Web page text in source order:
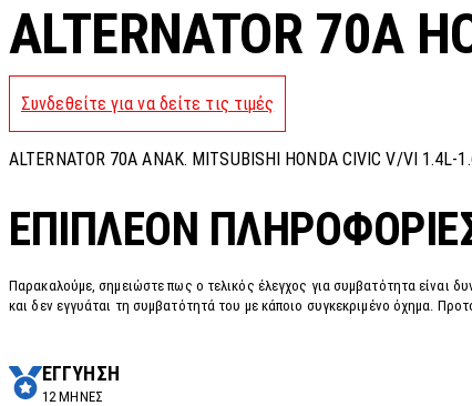
ALTERNATOR 70A
Συνδεθείτε για να δείτε τις τιμές
ALTERNATOR 70A ANAK. MITSUBISHI HONDA CIVIC V/VI 1.4L-
ΕΠΙΠΛΈΟΝ
Παρακαλούμε, σημειώστε πως ο τελικός έλεγχος για συμβατότητα είναι
και δεν εγγυάται τη συμβατότητά του με κάποιο συγκεκριμένο όχημα.
ΕΓΓΥΗΣΗ
12 ΜΗΝΕΣ